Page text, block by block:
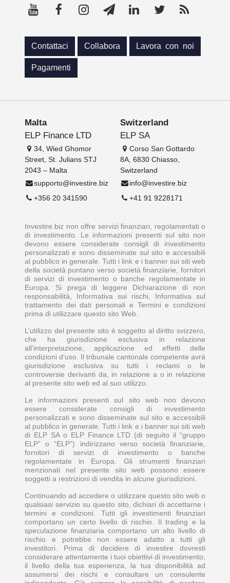
Contattaci Collabora Lavora con noi
Pagamenti
Malta
ELP Finance LTD
34, Wied Ghomor
Street, St. Julians STJ
2043 – Malta
supporto@investire.biz
+356 20 341590
Switzerland
ELP SA
Corso San Gottardo
8A, 6830 Chiasso,
Switzerland
info@investire.biz
+41 91 9228171
Investire.biz non offre servizi finanziari, regolamentati o
di investimento. Le informazioni presenti sul sito non
devono essere considerate consigli di investimento
personalizzati e sono disseminate sul sito e accessibili
al pubblico in generale. Tutti i link e i banner sui siti web
della società puntano verso società finanziarie, fornitori
di servizi di investimento o banche regolamentate in
Europa. Si prega di leggere Dichiarazione di non
responsabilità, Informativa sui rischi, Informativa sul
trattamento dei dati personali e Termini e condizioni
prima di utilizzare questo sito Web.
L’utilizzo del presente sito è soggetto al diritto svizzero,
che ha giurisdizione esclusiva in relazione
all’interpretazione, applicazione ed effetti delle
condizioni d’uso. Il tribunale cantonale competente avrà
giurisdizione esclusiva su tutti i reclami o le
controversie derivanti da, in relazione a o in relazione
al presente sito web ed al suo utilizzo.
Le informazioni presenti sul sito web non devono
essere considerate consigli di investimento
personalizzati e sono disseminate sul sito e accessibili
al pubblico in generale. Tutti i link e i banner sui siti web
di ELP SA o ELP Finance LTD (di seguito il “gruppo
ELP” o “ELP”) indirizzano verso società finanziarie,
fornitori di servizi di investimento o banche
regolamentate in Europa. Gli strumenti finanziari
menzionati nel presente sito web possono essere
soggetti a restrizioni di vendita in alcune giurisdizioni.
Continuando ad accedere o utilizzare questo sito web o
qualsiasi servizio su questo sito, dichiari di accettarne i
termini e condizioni. Tutti gli investimenti finanziari
comportano un certo livello di rischio. Il trading e la
speculazione finanziaria comportano un alto livello di
rischio e potrebbe non essere adatto a tutti gli
investitori. Prima di decidere di investire dovresti
considerare attentamente i tuoi obiettivi di investimento,
il livello della tua esperienza, la tua disponibilità ad
assumersi dei rischi e consultare un consulente